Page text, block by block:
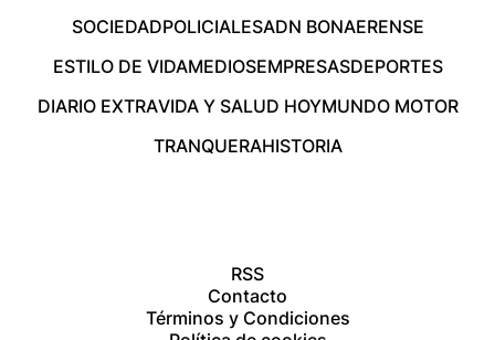
SOCIEDADPOLICIALESADN BONAERENSE
ESTILO DE VIDAMEDIOSEMPRESASDEPORTES
DIARIO EXTRAVIDA Y SALUD HOYMUNDO MOTOR
TRANQUERAHISTORIA
RSS
Contacto
Términos y Condiciones